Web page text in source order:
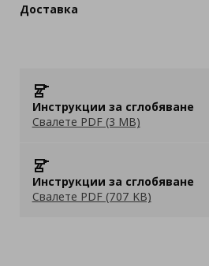
Доставка
Инструкции за сглобяване
Свалете PDF (3 MB)
Инструкции за сглобяване
Свалете PDF (707 KB)